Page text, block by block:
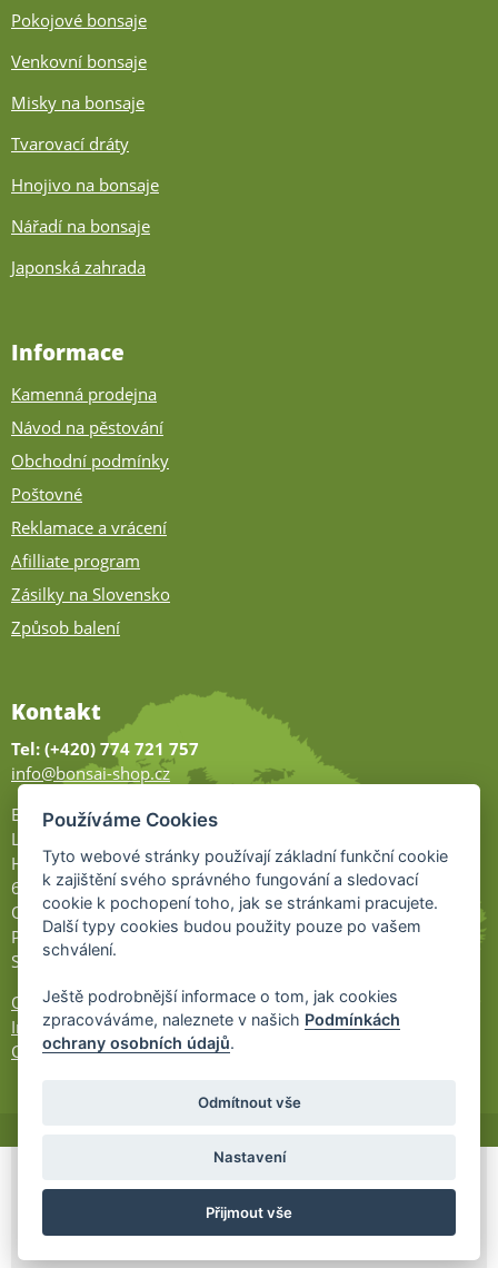
Pokojové bonsaje
Venkovní bonsaje
Misky na bonsaje
Tvarovací dráty
Hnojivo na bonsaje
Nářadí na bonsaje
Japonská zahrada
Informace
Kamenná prodejna
Návod na pěstování
Obchodní podmínky
Poštovné
Reklamace a vrácení
Afilliate program
Zásilky na Slovensko
Způsob balení
Kontakt
Tel: (+420) 774 721 757
info@bonsai-shop.cz
Bonsai-shop
Legionářů 2
Hodonín
695 01
Otevřeno:
Po-Pá 9-17
So 9-11:30
Ochrana osobních údajů
Informace UKZÚZ
Cookies
© 2026 Bonsai-Shop.cz -Partnerský
program
Partner ID:
Používáme Cookies
Tyto webové stránky používají základní funkční cookie
k zajištění svého správného fungování a sledovací
cookie k pochopení toho, jak se stránkami pracujete.
Další typy cookies budou použity pouze po vašem
schválení.
Ještě podrobnější informace o tom, jak cookies
zpracováváme, naleznete v našich Podmínkách
ochrany osobních údajů.
Odmítnout vše
Nastavení
Přijmout vše